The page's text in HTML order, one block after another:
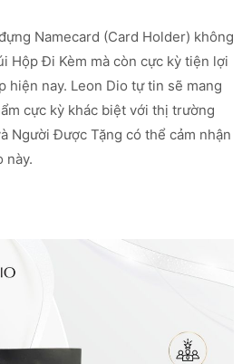
Namecard (Card Holder) không
Hộp Đi Kèm mà còn cực kỳ tiện lợi
hiện nay. Leon Dio tự tin sẽ mang
cực kỳ khác biệt với thị trường
Người Được Tặng có thể cảm nhận
này.